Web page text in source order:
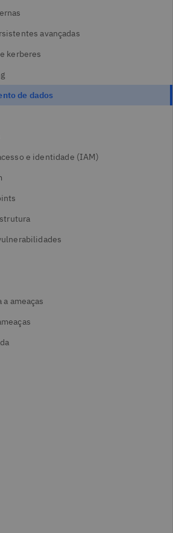
avançadas
kerberes
de dados
e identidade (IAM)
ameaças